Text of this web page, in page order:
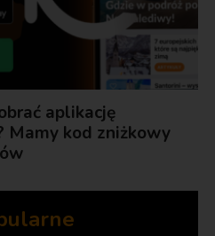
aplikację
Mamy kod zniżkowy